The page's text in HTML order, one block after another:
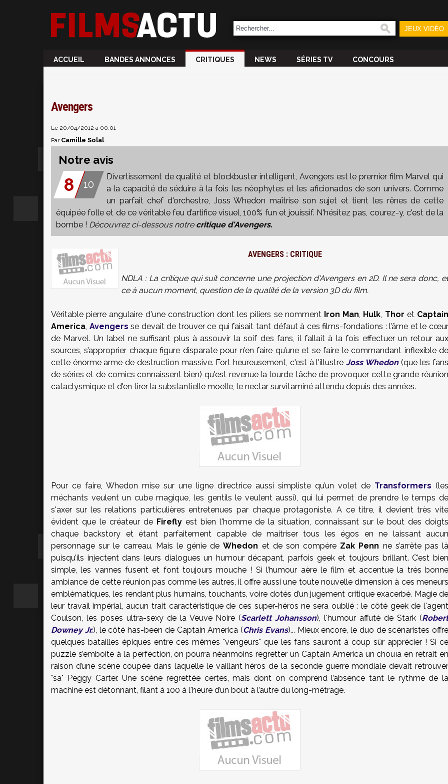
JEUX VIDÉO
ACCUEIL BANDES ANNONCES CRITIQUES NEWS SÉRIES TV CONCOURS
Avengers
Le 20/04/2012 à 00:01
Par Camille Solal
Notre avis
8 10
Divertissement de qualité et blockbuster intelligent, Avengers est le premier film Marvel qui
a la capacité de séduire à la fois les néophytes et les aficionados de son univers. Comme
un parfait chef d'orchestre, Joss Whedon maîtrise son sujet et tient les rênes de cette
équipée folle et de ce véritable feu d’artifice visuel, 100% fun et jouissif. N'hésitez pas, courez-y, c'est de la
bombe ! Découvrez ci-dessous notre critique d'Avengers.
AVENGERS : CRITIQUE
NDLA : La critique qui suit concerne une projection d'Avengers en 2D. Il ne sera donc, et
ce à aucun moment, question de la qualité de la version 3D du film.
Véritable pierre angulaire d'une construction dont les piliers se nomment Iron Man, Hulk, Thor et Captain
America, Avengers se devait de trouver ce qui faisait tant défaut à ces films-fondations : l’âme et le cœur
de Marvel. Un label ne suffisant plus à assouvir la soif des fans, il fallait à la fois effectuer un retour aux
sources, s’approprier chaque figure disparate pour n’en faire qu’une et se faire le commandant inflexible de
cette énorme arme de destruction massive. Fort heureusement, c'est à l'illustreJoss Whedon(que les fans
de séries et de comics connaissent bien) qu'est revenue la lourde tâche de provoquer cette grande réunion
cataclysmique et d'en tirer la substantielle moelle, le nectar survitaminé attendu depuis des années.
Pour ce faire, Whedon mise sur une ligne directrice aussi simpliste qu’un volet de Transformers (les
méchants veulent un cube magique, les gentils le veulent aussi), qui lui permet de prendre le temps de
s'axer sur les relations particulières entretenues par chaque protagoniste. A ce titre, il devient très vite
évident que le créateur de Fireflyest bien l'homme de la situation, connaissant sur le bout des doigts
chaque backstory et étant parfaitement capable de maitriser tous les égos en ne laissant aucun
personnage sur le carreau. Mais le génie deWhedon et de son compère Zak Penn ne s’arrête pas là
puisqu’ils injectent dans leurs dialogues un humour décapant, parfois geek et toujours brillant. C’est bien
simple, les vannes fusent et font toujours mouche ! Si l’humour aère le film et accentue la très bonne
ambiance de cette réunion pas comme les autres, il offre aussi une toute nouvelle dimension à ces meneurs
emblématiques, les rendant plus humains, touchants, voire dotés d’un jugement critique exacerbé. Magie de
leur travail impérial, aucun trait caractéristique de ces super-héros ne sera oublié : le côté geek de l'agent
Coulson, les poses ultra-sexy de la Veuve Noire (Scarlett Johansson), l'humour affuté de Stark (
Downey Jr.), le côté has-been de Captain America (Chris Evans)... Mieux encore, le duo de scénaristes offre
quelques batailles épiques entre ces mêmes "vengeurs" que les fans sauront à coup sûr apprécier ! Si ce
puzzle s’emboite à la perfection, on pourra néanmoins regretter un Captain America un chouïa en retrait en
raison d’une scène coupée dans laquelle le vaillant héros de la seconde guerre mondiale devait retrouver
"sa" Peggy Carter. Une scène regrettée certes, mais dont on comprend l’absence tant le rythme de la
machine est détonnant, filant à 100 à l'heure d’un bout à l’autre du long-métrage.